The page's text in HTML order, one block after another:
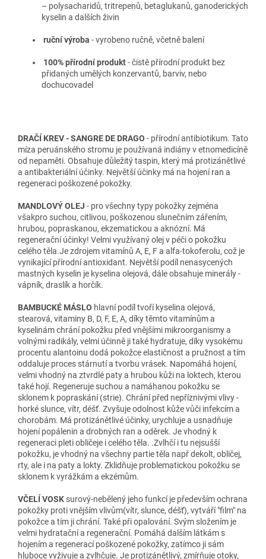
– polysacharidů, tritrepenů, betaglukanů, ganoderických
kyselin a dalších živin
ruční výroba - vyrobeno ručně, včetně balení
100% přírodní produkt- čistě přírodní produkt bez
přidaných umělých konzervantů, barviv, nebo
dochucovadel
DRAČÍ KREV - SANGRE DE DRAGO - přírodní antibiotikum. Tato
míza peruánského stromu je používaná indiány v etnomedicíně
od nepaměti. Obsahuje důležitý taspin, který má protizánětlivé
a antibakteriální účinky. Největší účinky má na hojení ran a
regeneraci poškozené pokožky.
MANDLOVÝ OLEJ - pro všechny typy pokožky zejména
všakpro suchou, citlivou, poškozenou slunečním zářením,
hrubou, popraskanou, ekzematickou a aknózní. Má
regenerační účinky! Velmi využívaný olej v péči o pokožku
celého těla.Je zdrojem vitamínů A, E, F a alfa-tokoferolu, což je
vynikající přírodní antioxidant. Největší podíl nenasycených
mastných kyselin je kyselina olejová, dále obsahuje minerály -
vápník, draslík a horčík.
BAMBUCKÉ MÁSLO hlavní podíl tvoří kyselina olejová,
stearová, vitaminy B, D, F, E, A, díky těmto vitamínům a
kyselinám chrání pokožku před vnějšími mikroorganismy a
volnými radikály, velmi účinně ji také hydratuje, díky vysokému
procentu alantoinu dodá pokožce elastičnost a pružnost a tím
oddaluje proces stárnutí a tvorbu vrásek. Napomáhá hojení,
velmi vhodný na ztvrdlé paty a hrubou kůži na loktech, kterou
také hojí. Regeneruje suchou a namáhanou pokožku se
sklonem k popraskání (strie). Chrání před nepříznivými vlivy -
horké slunce, vítr, déšť. Zvyšuje odolnost kůže vůči infekcím a
chorobám. Má protizánětlivé účinky, urychluje a usnadňuje
hojení popálenin a drobných ran a oděrek. Je vhodný k
regeneraci pleti obličeje i celého těla. .Zvlhčí i tu nejsušší
pokožku, je vhodný na všechny partie těla např dekolt, obličej,
rty, ale i na paty a lokty. Zklidňuje problematickou pokožku se
sklonem k vyrážkám a ekzémům.
VČELÍ VOSK surový-nebělený jeho funkcí je především ochrana
pokožky proti vnějším vlivům(vítr, slunce, déšť), vytváří "film" na
pokožce a tím ji chrání. Také při opalování. Svým složením je
velmi hydratační a regenerační. Pomáhá dalším látkám s
hojením a regenerací poškozené pokožky, zatímco ji sám
hluboce vyživuje a zvlhčuje. Je protizánětlivý, zmírňuje otoky,